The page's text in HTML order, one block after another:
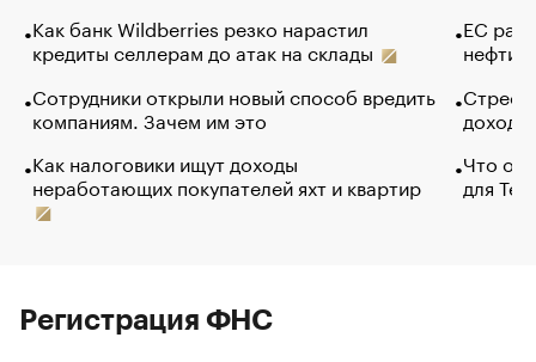
Как банк Wildberries резко нарастил
кредиты селлерам до атак на склады
Сотрудники открыли новый способ вредить
компаниям. Зачем им это
Как налоговики ищут доходы
неработающих покупателей яхт и квартир
ЕС
нефти
Что
для
Регистрация ФНС